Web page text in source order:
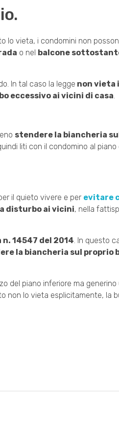
lo vieta, i condomini non
o nel balcone
In tal caso la legge non vieta
eccessivo ai vicini di casa
stendere la biancheria
liti con il condomino al
il quieto vivere e per evitare
disturbo ai vicini, nella
14547 del 2014 . In questo
la biancheria sul proprio
del piano inferiore ma generino
non lo vieta esplicitamente, la